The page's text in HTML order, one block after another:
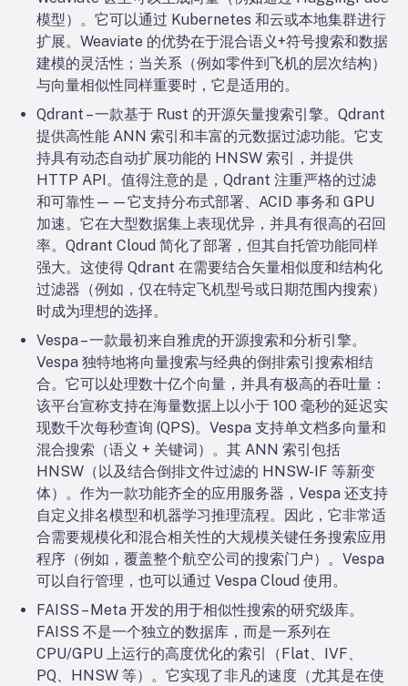
模型）。它可以通过 Kubernetes 和云或本地集群进行
扩展。Weaviate 的优势在于混合语义+符号搜索和数据
建模的灵活性；当关系（例如零件到飞机的层次结构）
与向量相似性同样重要时，它是适用的。
Qdrant – 一款基于 Rust 的开源矢量搜索引擎。Qdrant
提供高性能 ANN 索引和丰富的元数据过滤功能。它支
持具有动态自动扩展功能的 HNSW 索引，并提供
HTTP API。值得注意的是，Qdrant 注重严格的过滤
和可靠性——它支持分布式部署、ACID 事务和 GPU
加速。它在大型数据集上表现优异，并具有很高的召回
率。Qdrant Cloud 简化了部署，但其自托管功能同样
强大。这使得 Qdrant 在需要结合矢量相似度和结构化
过滤器（例如，仅在特定飞机型号或日期范围内搜索）
时成为理想的选择。
Vespa – 一款最初来自雅虎的开源搜索和分析引擎。
Vespa 独特地将向量搜索与经典的倒排索引搜索相结
合。它可以处理数十亿个向量，并具有极高的吞吐量：
该平台宣称支持在海量数据上以小于 100 毫秒的延迟实
现数千次每秒查询 (QPS)。Vespa 支持单文档多向量和
混合搜索（语义 + 关键词）。其 ANN 索引包括
HNSW（以及结合倒排文件过滤的 HNSW-IF 等新变
体）。作为一款功能齐全的应用服务器，Vespa 还支持
自定义排名模型和机器学习推理流程。因此，它非常适
合需要规模化和混合相关性的大规模关键任务搜索应用
程序（例如，覆盖整个航空公司的搜索门户）。Vespa
可以自行管理，也可以通过 Vespa Cloud 使用。
FAISS – Meta 开发的用于相似性搜索的研究级库。
FAISS 不是一个独立的数据库，而是一系列在
CPU/GPU 上运行的高度优化的索引（Flat、IVF、
PQ、HNSW 等）。它实现了非凡的速度（尤其是在使